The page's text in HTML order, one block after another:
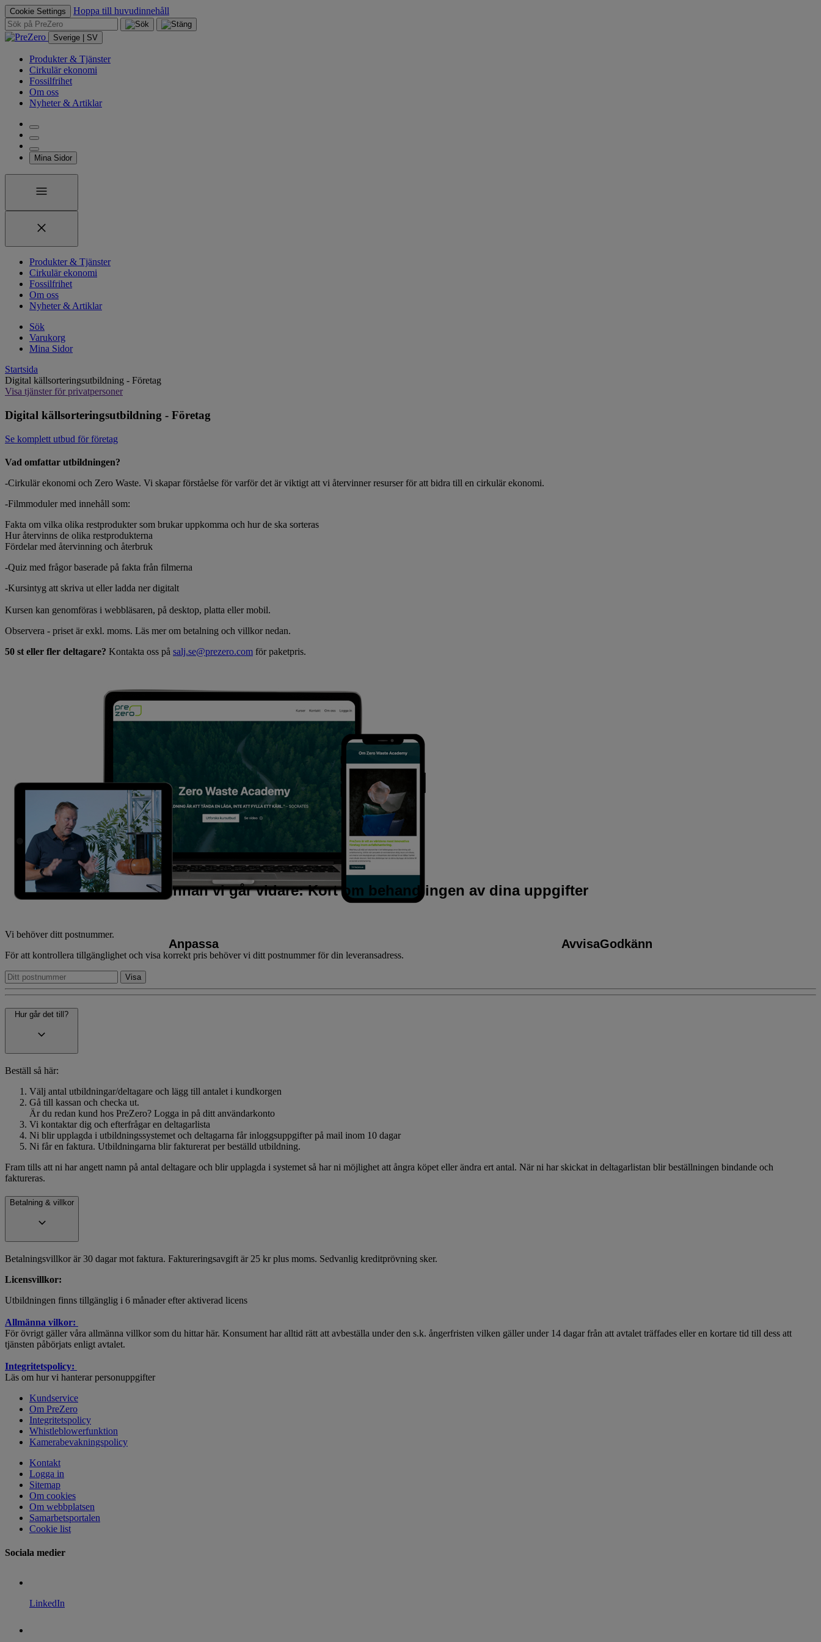
Innan vi går vidare: Kort om behandlingen av dina uppgifter
Anpassa AvvisaGodkänn
Cookie Settings Hoppa till huvudinnehåll
Sverige | SV
Produkter & Tjänster
Cirkulär ekonomi
Fossilfrihet
Om oss
Nyheter & Artiklar
Mina Sidor
Produkter & Tjänster
Cirkulär ekonomi
Fossilfrihet
Om oss
Nyheter & Artiklar
Sök
Varukorg
Mina Sidor
Startsida
Digital källsorteringsutbildning - Företag
Visa tjänster för privatpersoner
Digital källsorteringsutbildning - Företag
Se komplett utbud för företag
Vad omfattar utbildningen?
-Cirkulär ekonomi och Zero Waste. Vi skapar förståelse för varför det är viktigt att vi återvinner resurser för att bidra till en cirkulär ekonomi.
-Filmmoduler med innehåll som:
Fakta om vilka olika restprodukter som brukar uppkomma och hur de ska sorteras
Hur återvinns de olika restprodukterna
Fördelar med återvinning och återbruk
-Quiz med frågor baserade på fakta från filmerna
-Kursintyg att skriva ut eller ladda ner digitalt
Kursen kan genomföras i webbläsaren, på desktop, platta eller mobil.
Observera - priset är exkl. moms. Läs mer om betalning och villkor nedan.
50 st eller fler deltagare? Kontakta oss på salj.se@prezero.com för paketpris.
Vi behöver ditt postnummer.
För att kontrollera tillgänglighet och visa korrekt pris behöver vi ditt postnummer för din leveransadress.
Hur går det till?
Beställ så här:
Välj antal utbildningar/deltagare och lägg till antalet i kundkorgen
Gå till kassan och checka ut.
Är du redan kund hos PreZero? Logga in på ditt användarkonto
Vi kontaktar dig och efterfrågar en deltagarlista
Ni blir upplagda i utbildningssystemet och deltagarna får inloggsuppgifter på mail inom 10 dagar
Ni får en faktura. Utbildningarna blir fakturerat per beställd utbildning.
Fram tills att ni har angett namn på antal deltagare och blir upplagda i systemet så har ni möjlighet att ångra köpet eller ändra ert antal. När ni har skickat in deltagarlistan blir beställningen bindande och
faktureras.
Betalning & villkor
Betalningsvillkor är 30 dagar mot faktura. Faktureringsavgift är 25 kr plus moms. Sedvanlig kreditprövning sker.
Licensvillkor:
Utbildningen finns tillgänglig i 6 månader efter aktiverad licens
Allmänna vilkor:
För övrigt gäller våra allmänna villkor som du hittar här. Konsument har alltid rätt att avbeställa under den s.k. ångerfristen vilken gäller under 14 dagar från att avtalet träffades eller en kortare tid till dess att
tjänsten påbörjats enligt avtalet.
Integritetspolicy:
Läs om hur vi hanterar personuppgifter
Kundservice
Om PreZero
Integritetspolicy
Whistleblowerfunktion
Kamerabevakningspolicy
Kontakt
Logga in
Sitemap
Om cookies
Om webbplatsen
Samarbetsportalen
Cookie list
Sociala medier
LinkedIn